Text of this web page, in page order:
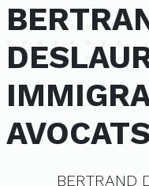
AVOCATS
BERTRAND